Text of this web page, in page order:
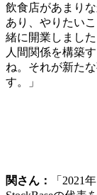
飲食店があまり
あり、やりたい
緒に開業しました
人間関係を構築
ね。それが新た
す。」
関さん：
「2021